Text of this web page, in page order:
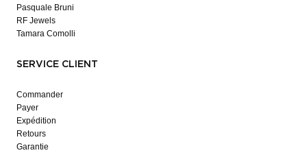
Pasquale Bruni
RF Jewels
Tamara Comolli
SERVICE CLIENT
Commander
Payer
Expédition
Retours
Garantie